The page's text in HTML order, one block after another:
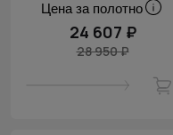
Цена за полотно
24 607 ₽
28 950 ₽